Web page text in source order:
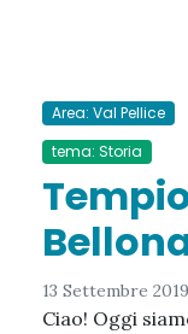
Area: Val Pellice
tema: Storia
13 Settembre 2019
Ciao! Oggi